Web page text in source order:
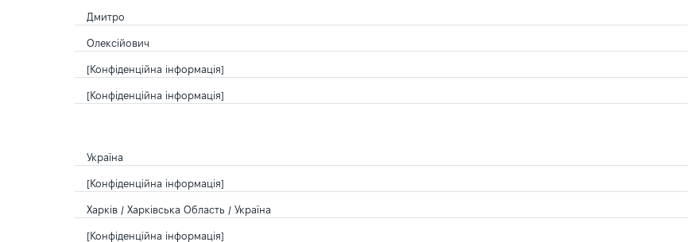
Дмитро
Олексійович
[Конфіденційна інформація]
[Конфіденційна інформація]
Україна
[Конфіденційна інформація]
Харків / Харківська Область / Україна
[Конфіденційна інформація]